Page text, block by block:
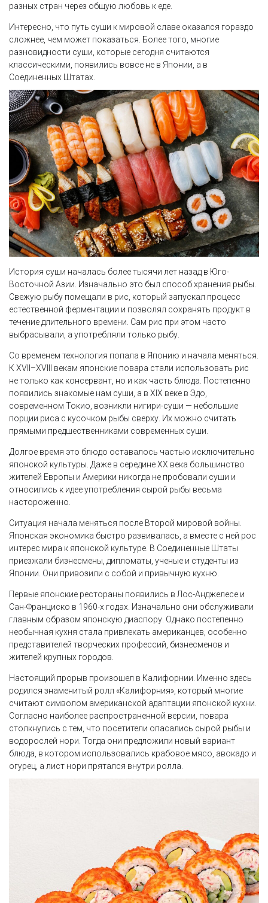
разных стран через общую любовь к еде.
Интересно, что путь суши к мировой славе оказался гораздо
сложнее, чем может показаться. Более того, многие
разновидности суши, которые сегодня считаются
классическими, появились вовсе не в Японии, а в
Соединенных Штатах.
История суши началась более тысячи лет назад в Юго-
Восточной Азии. Изначально это был способ хранения рыбы.
Свежую рыбу помещали в рис, который запускал процесс
естественной ферментации и позволял сохранять продукт в
течение длительного времени. Сам рис при этом часто
выбрасывали, а употребляли только рыбу.
Со временем технология попала в Японию и начала меняться.
К XVII–XVIII векам японские повара стали использовать рис
не только как консервант, но и как часть блюда. Постепенно
появились знакомые нам суши, а в XIX веке в Эдо,
современном Токио, возникли нигири-суши — небольшие
порции риса с кусочком рыбы сверху. Их можно считать
прямыми предшественниками современных суши.
Долгое время это блюдо оставалось частью исключительно
японской культуры. Даже в середине XX века большинство
жителей Европы и Америки никогда не пробовали суши и
относились к идее употребления сырой рыбы весьма
настороженно.
Ситуация начала меняться после Второй мировой войны.
Японская экономика быстро развивалась, а вместе с ней рос
интерес мира к японской культуре. В Соединенные Штаты
приезжали бизнесмены, дипломаты, ученые и студенты из
Японии. Они привозили с собой и привычную кухню.
Первые японские рестораны появились в Лос-Анджелесе и
Сан-Франциско в 1960-х годах. Изначально они обслуживали
главным образом японскую диаспору. Однако постепенно
необычная кухня стала привлекать американцев, особенно
представителей творческих профессий, бизнесменов и
жителей крупных городов.
Настоящий прорыв произошел в Калифорнии. Именно здесь
родился знаменитый ролл «Калифорния», который многие
считают символом американской адаптации японской кухни.
Согласно наиболее распространенной версии, повара
столкнулись с тем, что посетители опасались сырой рыбы и
водорослей нори. Тогда они предложили новый вариант
блюда, в котором использовались крабовое мясо, авокадо и
огурец, а лист нори прятался внутри ролла.